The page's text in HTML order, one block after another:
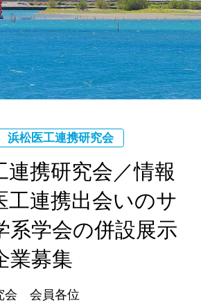
浜松医工連携研究会
連携研究会／情報
工連携出会いのサ
系学会の併設展示
業募集
会 会員各位